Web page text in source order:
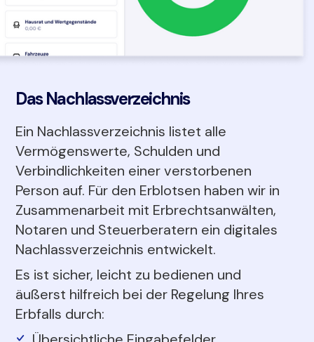
Das Nachlassverzeichnis
Ein Nachlassverzeichnis listet alle
Vermögenswerte, Schulden und
Verbindlichkeiten einer verstorbenen
Person auf. Für den Erblotsen haben wir in
Zusammenarbeit mit Erbrechtsanwälten,
Notaren und Steuerberatern ein digitales
Nachlassverzeichnis entwickelt.
Es ist sicher, leicht zu bedienen und
äußerst hilfreich bei der Regelung Ihres
Erbfalls durch: